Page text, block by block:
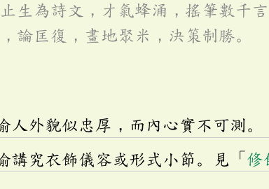
止生為詩文，才氣蜂涌，搖筆數千
論匡復，畫地聚米，決策制勝。
人外貌似忠厚，而內心實不可測。
講究衣飾儀容或形式小節。見「 修